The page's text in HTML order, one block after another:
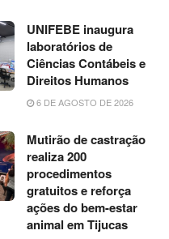
UNIFEBE inaugura
laboratórios de
Ciências Contábeis e
Direitos Humanos
6 DE AGOSTO DE 2026
Mutirão de castração
realiza 200
procedimentos
gratuitos e reforça
ações do bem-estar
animal em Tijucas